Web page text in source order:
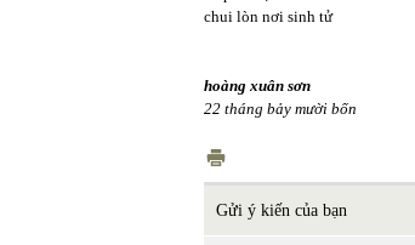
chui lòn nơi sinh tử
hoàng xuân sơn
22 tháng bảy mười bốn
Gửi ý kiến của bạn